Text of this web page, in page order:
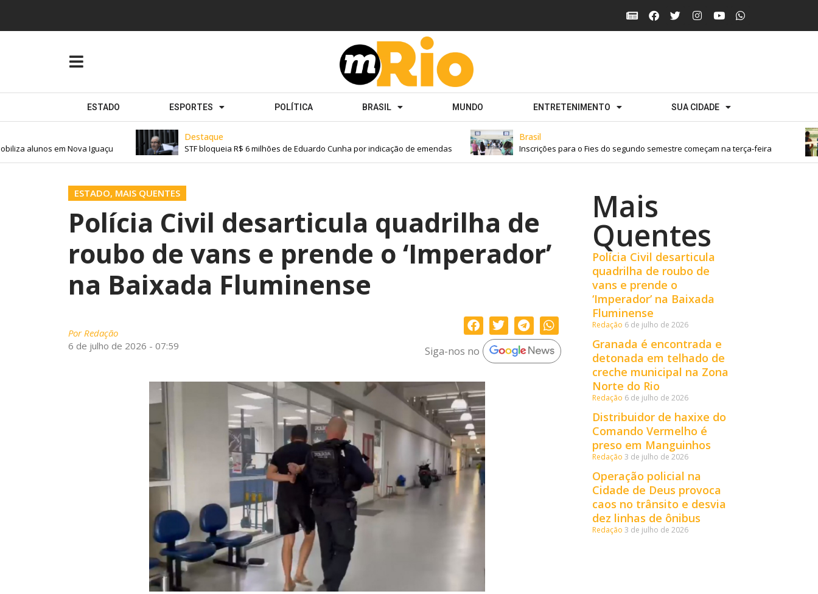
ESTADO ESPORTES POLÍTICA BRASIL MUNDO ENTRETENIMENTO SUA CIDADE
Destaque
STF bloqueia R$ 6 milhões de Eduardo Cunha por indicação de emendas
Brasil
Inscrições para o Fies do segundo semestre começam na terça-feira
alunos em Nova Iguaçu
ESTADO, MAIS QUENTES
Polícia Civil desarticula quadrilha de
roubo de vans e prende o ‘Imperador’
na Baixada Fluminense
PorRedação
6 de julho de 2026 - 07:59
Siga-nos no
Mais
Quentes
Polícia Civil desarticula
quadrilha de roubo de
vans e prende o
‘Imperador’ na Baixada
Fluminense
Redação 6 de julho de 2026
Granada é encontrada e
detonada em telhado de
creche municipal na Zona
Norte do Rio
Redação 6 de julho de 2026
Distribuidor de haxixe do
Comando Vermelho é
preso em Manguinhos
Redação 3 de julho de 2026
Operação policial na
Cidade de Deus provoca
caos no trânsito e desvia
dez linhas de ônibus
Redação 3 de julho de 2026